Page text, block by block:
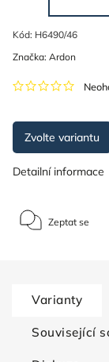
Kód: H6490/46
Značka: Ardon
Zvolte variantu
Detailní informace
Zeptat se
Varianty
Související